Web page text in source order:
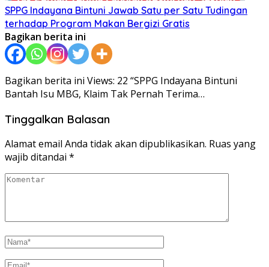
SPPG Indayana Bintuni Jawab Satu per Satu Tudingan
terhadap Program Makan Bergizi Gratis
Bagikan berita ini
Bagikan berita ini Views: 22 “SPPG Indayana Bintuni
Bantah Isu MBG, Klaim Tak Pernah Terima…
Tinggalkan Balasan
Alamat email Anda tidak akan dipublikasikan. Ruas yang
wajib ditandai *